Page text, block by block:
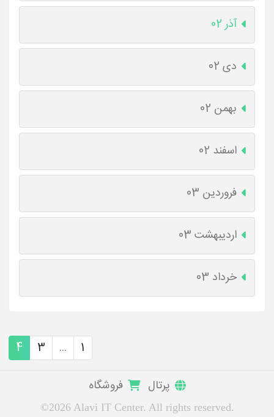
آذر 02
دی 02
بهمن 02
اسفند 02
فروردین 03
اردیبهشت 03
خرداد 03
1
...
3
4
پرتال فروشگاه
©2026 Alavi IT Center. All rights reserved.